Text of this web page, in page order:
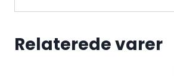
Relaterede varer